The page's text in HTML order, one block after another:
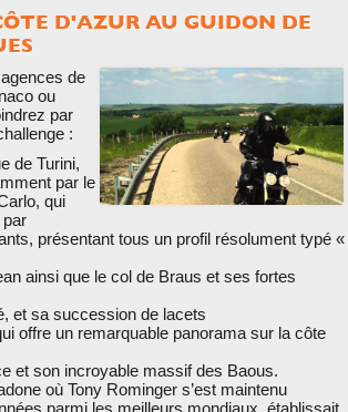
D'AZUR AU GUIDON DE
de
ou
par
:
de Turini,
par le
qui
par
présentant tous un profil résolument typé «
ainsi que le col de Braus et ses fortes
et sa succession de lacets
offre un remarquable panorama sur la côte
et son incroyable massif des Baous.
où Tony Rominger s’est maintenu
parmi les meilleurs mondiaux, établissait